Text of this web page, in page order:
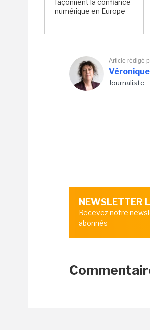
façonnent la confiance
numérique en Europe
Article rédigé
Journaliste
NEWSLETTER
Recevez notre
abonnés